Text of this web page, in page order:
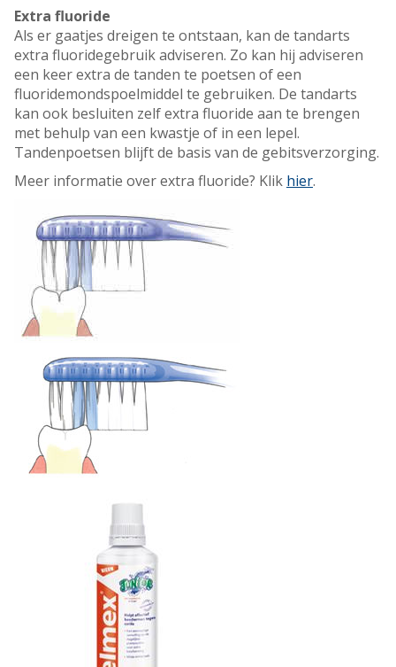
Extra fluoride
Als er gaatjes dreigen te ontstaan, kan de tandarts
extra fluoridegebruik adviseren. Zo kan hij adviseren
een keer extra de tanden te poetsen of een
fluoridemondspoelmiddel te gebruiken. De tandarts
kan ook besluiten zelf extra fluoride aan te brengen
met behulp van een kwastje of in een lepel.
Tandenpoetsen blijft de basis van de gebitsverzorging.
Meer informatie over extra fluoride? Klik hier.